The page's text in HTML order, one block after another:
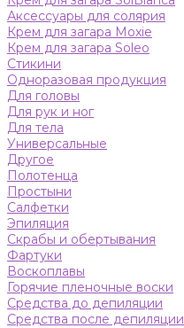
Аксессуары для солярия
Крем для загара Moxie
Крем для загара Soleo
Стикини
Одноразовая продукция
Для головы
Для рук и ног
Для тела
Универсальные
Другое
Полотенца
Простыни
Салфетки
Эпиляция
Скрабы и обертывания
Фартуки
Воскоплавы
Горячие пленочные воски
Средства до депиляции
Средства после депиляции